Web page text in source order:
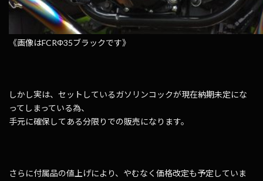
《画像はFCRΦ35ブラックです》
しかし実は、セットしているガソリンコックが現在納期未定にな
ってしまっている為、
手元に確保してある分限りでの販売になります。
さらに付属品の値上げにより、やむなく価格改定も予定していま